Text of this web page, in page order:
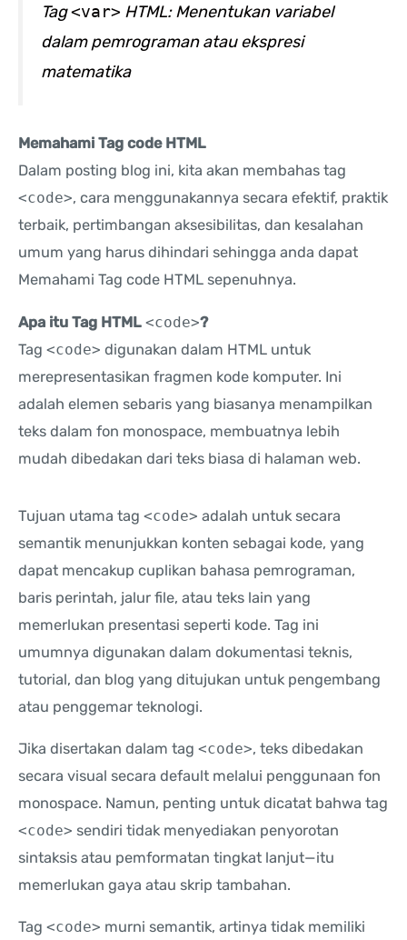
Tag<var> HTML: Menentukan variabel
dalam pemrograman atau ekspresi
matematika
Memahami Tag code HTML
Dalam posting blog ini, kita akan membahas tag
<code>, cara menggunakannya secara efektif, praktik
terbaik, pertimbangan aksesibilitas, dan kesalahan
umum yang harus dihindari sehingga anda dapat
Memahami Tag code HTML sepenuhnya.
Apa itu Tag HTML <code>?
Tag <code> digunakan dalam HTML untuk
merepresentasikan fragmen kode komputer. Ini
adalah elemen sebaris yang biasanya menampilkan
teks dalam fon monospace, membuatnya lebih
mudah dibedakan dari teks biasa di halaman web.
Tujuan utama tag <code> adalah untuk secara
semantik menunjukkan konten sebagai kode, yang
dapat mencakup cuplikan bahasa pemrograman,
baris perintah, jalur file, atau teks lain yang
memerlukan presentasi seperti kode. Tag ini
umumnya digunakan dalam dokumentasi teknis,
tutorial, dan blog yang ditujukan untuk pengembang
atau penggemar teknologi.
Jika disertakan dalam tag <code>, teks dibedakan
secara visual secara default melalui penggunaan fon
monospace. Namun, penting untuk dicatat bahwa tag
<code> sendiri tidak menyediakan penyorotan
sintaksis atau pemformatan tingkat lanjut—itu
memerlukan gaya atau skrip tambahan.
Tag <code> murni semantik, artinya tidak memiliki